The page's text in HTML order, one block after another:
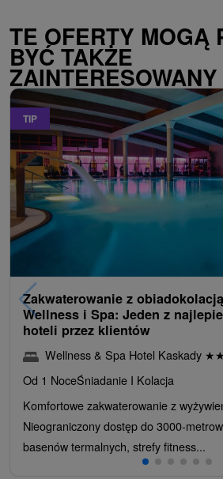
TE OFERTY MOGĄ
BYĆ TAKŻE
ZAINTERESOWANY
TIP
Zakwaterowanie z
Wellness i Spa: Jeden z
hoteli przez klientów
Wellness & Spa Hotel Kaskady ★★
Od 1 NoceŚniadanie I Kolacja
Komfortowe zakwaterowanie z
Nieograniczony dostęp do 3000-
basenów termalnych, strefy fitness...